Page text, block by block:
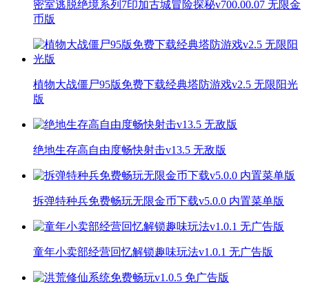
密室逃脱绝境系列7印加古城冒险探秘v700.00.07 无限金
币版
植物大战僵尸95版免费下载经典塔防游戏v2.5 无限阳光
版
绝地生存高自由度畅快射击v13.5 无敌版
拆弹特种兵免费畅玩无限金币下载v5.0.0 内置菜单版
童年小卖部经营回忆解锁趣味玩法v1.0.1 无广告版